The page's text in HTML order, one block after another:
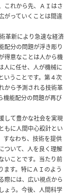
これから先、ＡＩはさ
がっていくことは間違
革新により急速な経済
配分の問題が浮き彫り
得意なことは人から機
人に任せ、人が機械に
いうことです。第４次
から予測される技術革
機能配分の問題が再び
して豊かな社会を実現
もに人間中心設計とい
すなわち、技術を提供
ついて、人を良く理解
いことです。当たり前
ます。特にＡＩのよう
際には、広い視点から
ょう。今後、人間科学